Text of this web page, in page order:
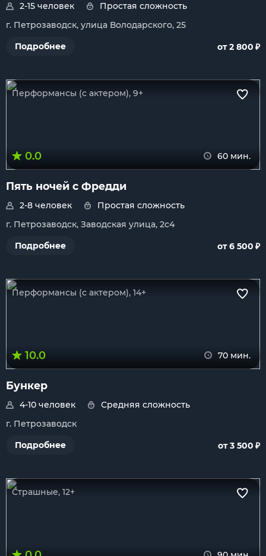
2-15 человек
Простая сложность
г. Петрозаводск, улица Володарского, 25
Подробнее
от 2 800 ₽
Перформансы (с актером), 9+
0.0 60 мин.
Пять ночей с Фредди
2-8 человек
Простая сложность
г. Петрозаводск, Заводская улица, 2с4
Подробнее
от 6 500 ₽
Перформансы (с актером), 14+
10.0 70 мин.
Бункер
4-10 человек
Средняя сложность
г. Петрозаводск
Подробнее
от 3 500 ₽
Страшные, 12+